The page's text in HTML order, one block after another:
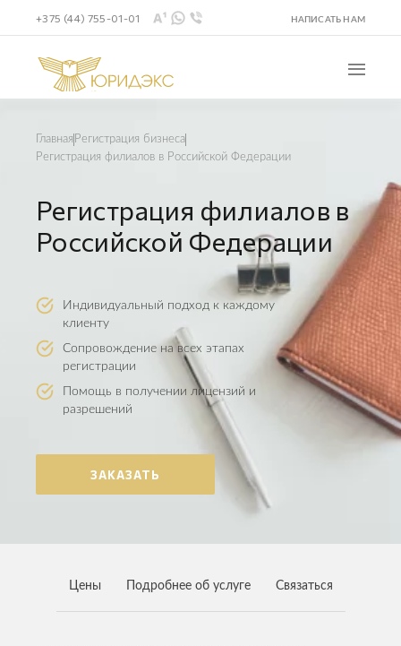
НАПИСАТЬ НАМ
+375 (44) 755-01-01
Главная Регистрация бизнеса
Регистрация филиалов в Российской Федерации
Регистрация филиалов в
Российской Федерации
Индивидуальный подход к каждому
клиенту
Сопровождение на всех этапах
регистрации
Помощь в получении лицензий и
разрешений
ЗАКАЗАТЬ
Цены Подробнее об услуге Связаться